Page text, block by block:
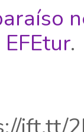
EFEtur.